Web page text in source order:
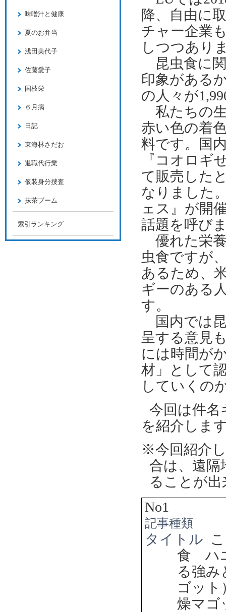
降、自由に
チャー企業
しつつあり
昆虫食に
印象がある
の人々が
私たちの
赤い色の着
料です。
国
『コオロギ
て販売した
なりました
ェス』が開
話題を呼び
優れた栄
虫食ですが
あるため、
ギーのある
す。
国内では
呈する意見
には時間が
材」として
していくの
今回は件名
を紹介しま
※今回紹介
合は、遠隔
ることが
No1
記事種類
タイトル
食 ハ
る強
ゴット
燥マゴ
味噌汁と健康
夏のお弁当
浅田美代子
佐藤愛子
国枝栄
６月病
日記
東海林さだお
退職代行業
仮装身分捜査
抹茶ブーム
索引ランキング